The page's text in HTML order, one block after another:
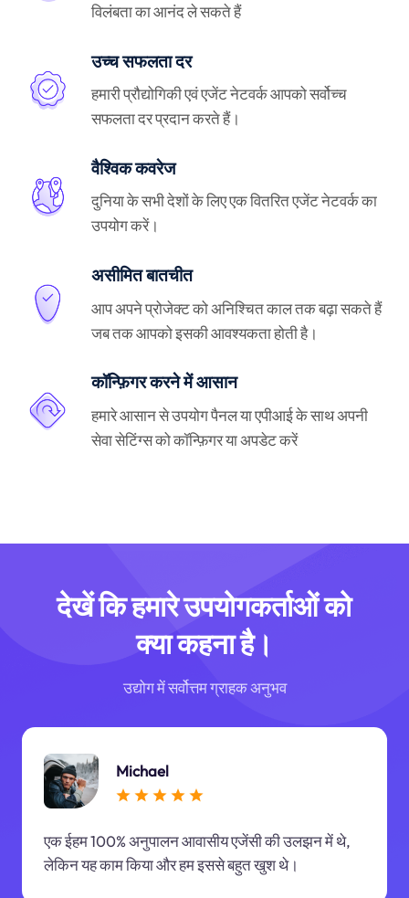
विलंबता का आनंद ले सकते हैं
उच्च सफलता दर
हमारी प्रौद्योगिकी एवं एजेंट नेटवर्क आपको सर्वोच्च
सफलता दर प्रदान करते हैं।
वैश्विक कवरेज
दुनिया के सभी देशों के लिए एक वितरित एजेंट नेटवर्क का
उपयोग करें।
असीमित बातचीत
आप अपने प्रोजेक्ट को अनिश्चित काल तक बढ़ा सकते हैं
जब तक आपको इसकी आवश्यकता होती है।
कॉन्फ़िगर करने में आसान
हमारे आसान से उपयोग पैनल या एपीआई के साथ अपनी
सेवा सेटिंग्स को कॉन्फ़िगर या अपडेट करें
देखें कि हमारे उपयोगकर्ताओं को
क्या कहना है।
उद्योग में सर्वोत्तम ग्राहक अनुभव
Michael
एक ईहम 100% अनुपालन आवासीय एजेंसी की उलझन में थे,
लेकिन यह काम किया और हम इससे बहुत खुश थे।